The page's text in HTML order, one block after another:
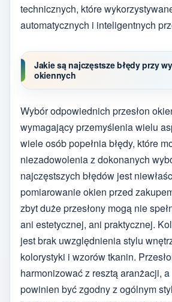
technicznych, które
automatycznych i inteligentnych
Jakie są najczęstsze błędy przy
okiennych
Wybór odpowiednich przesłon
wymagający przemyślenia wielu
wiele osób popełnia błędy, które
niezadowolenia z dokonanych
najczęstszych błędów jest
pomiarowanie okien przed
zbyt duże przesłony mogą nie
ani estetycznej, ani praktycznej.
jest brak uwzględnienia stylu
kolorystyki i wzorów tkanin.
harmonizować z resztą aranżacji,
powinien być zgodny z ogólnym